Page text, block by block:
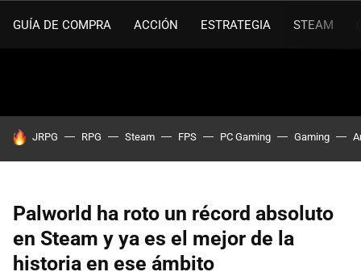
GUÍA DE COMPRA ACCIÓN ESTRATEGIA STEAM
HOY SE HABLA DE
JRPG RPG Steam FPS PC Gaming Gaming
Palworld ha roto un récord absoluto
en Steam y ya es el mejor de la
historia en ese ámbito